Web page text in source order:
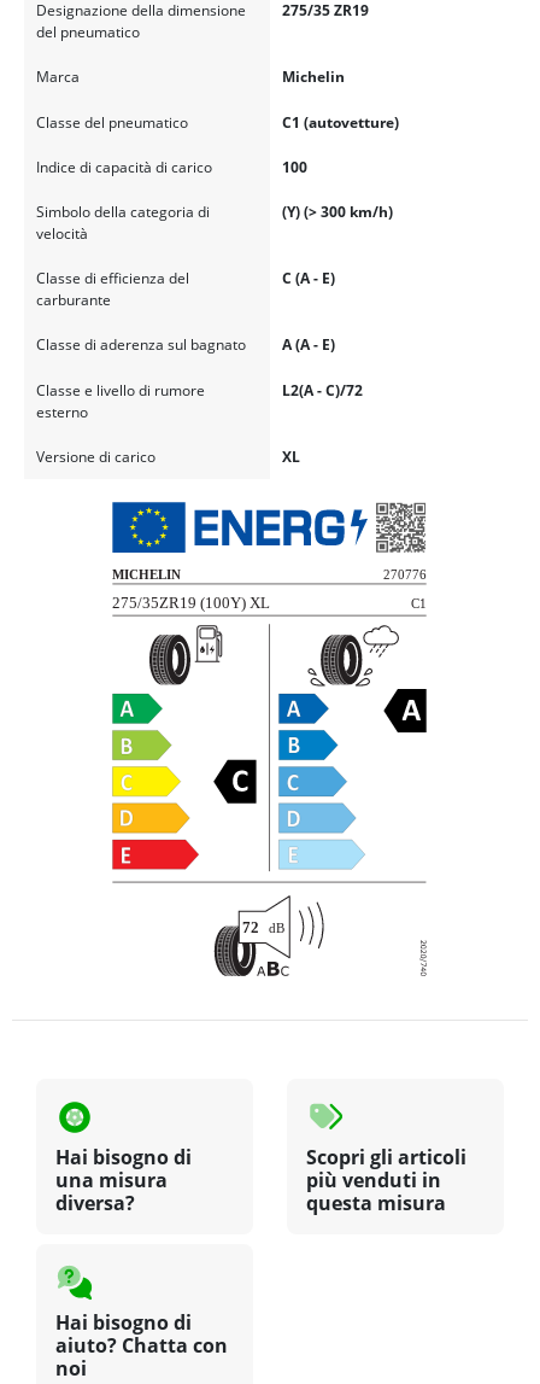
Designazione della dimensione
del pneumatico
275/35 ZR19
Marca Michelin
Classe del pneumatico C1 (autovetture)
Indice di capacità di carico 100
Simbolo della categoria di
velocità
(Y) (> 300 km/h)
Classe di efficienza del
carburante
C (A - E)
Classe di aderenza sul bagnato A (A - E)
Classe e livello di rumore
esterno
L2(A - C)/72
Versione di carico XL
Hai bisogno di
una misura
diversa?
Scopri gli articoli
più venduti in
questa misura
Hai bisogno di
aiuto? Chatta con
noi